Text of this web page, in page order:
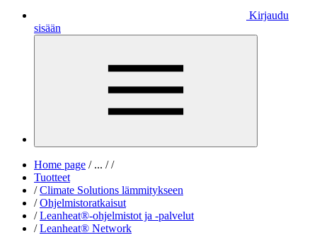
Kirjaudu
sisään
Home page /... / /
Tuotteet
/ Climate Solutions lämmitykseen
/ Ohjelmistoratkaisut
/ Leanheat®-ohjelmistot ja -palvelut
/ Leanheat® Network